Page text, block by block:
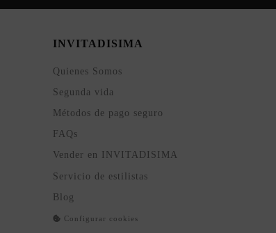
INVITADISIMA
Quienes Somos
Segunda vida
Métodos de pago seguro
FAQs
Vender en INVITADISIMA
Servicio de estilistas
Blog
Configurar cookies